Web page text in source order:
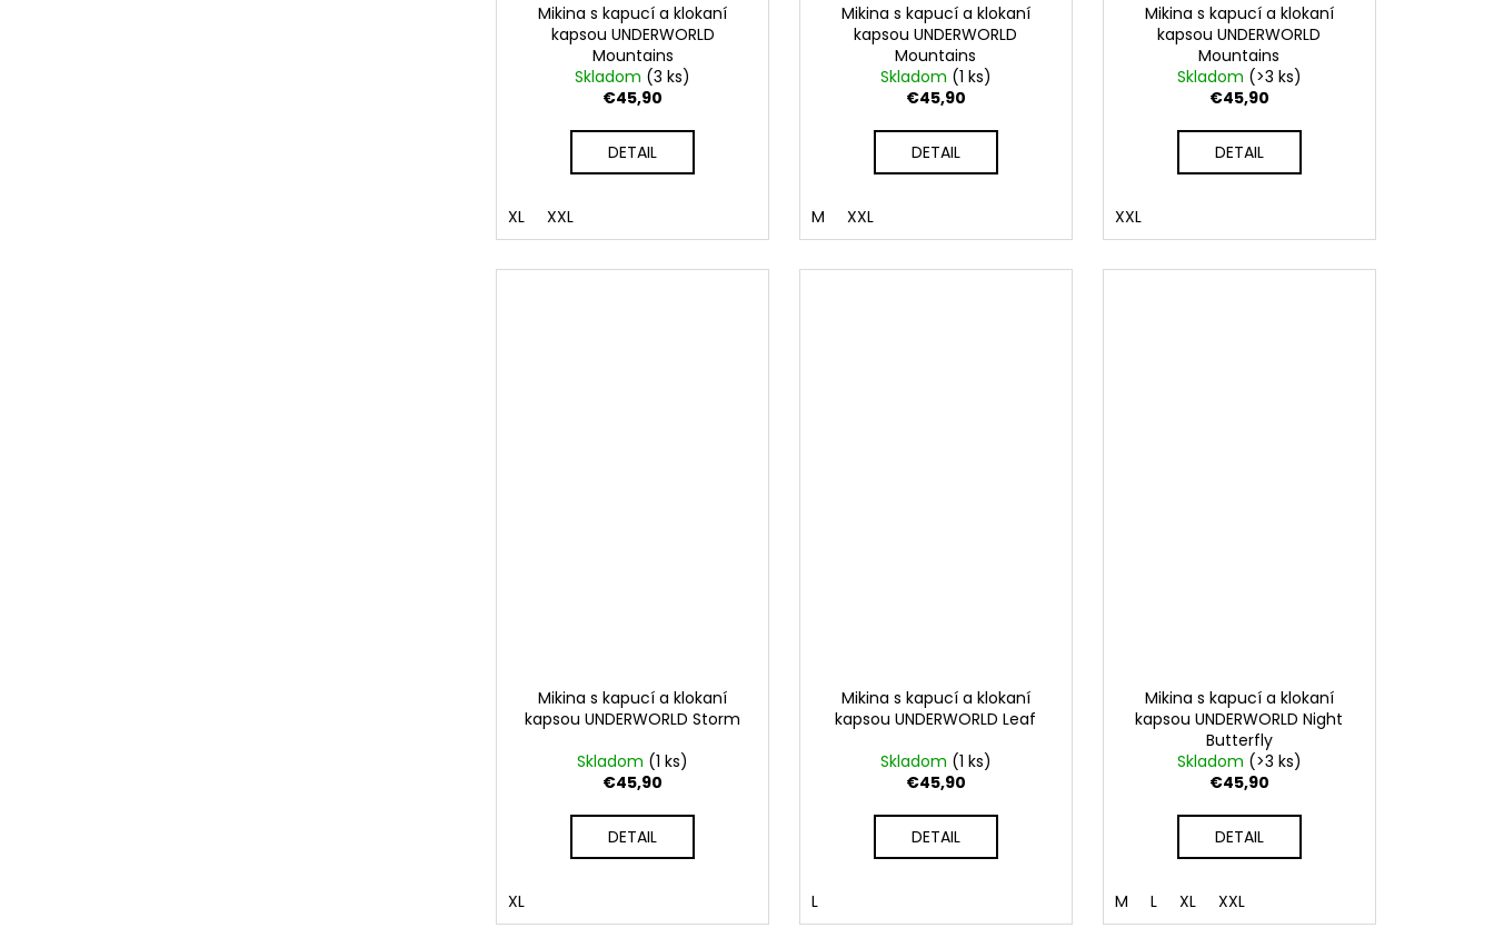
Mikina s kapucí a klokaní
kapsou UNDERWORLD
Mountains
Skladom (3 ks)
€45,90
DETAIL
XL XXL
Mikina s kapucí a klokaní
kapsou UNDERWORLD
Mountains
Skladom (1 ks)
€45,90
DETAIL
M XXL
Mikina s kapucí a klokaní
kapsou UNDERWORLD
Mountains
Skladom (>3 ks)
€45,90
DETAIL
XXL
Mikina s kapucí a klokaní
kapsou UNDERWORLD Storm
Skladom (1 ks)
€45,90
DETAIL
XL
Mikina s kapucí a klokaní
kapsou UNDERWORLD Leaf
Skladom (1 ks)
€45,90
DETAIL
L
Mikina s kapucí a klokaní
kapsou UNDERWORLD Night
Butterfly
Skladom (>3 ks)
€45,90
DETAIL
M L XL XXL